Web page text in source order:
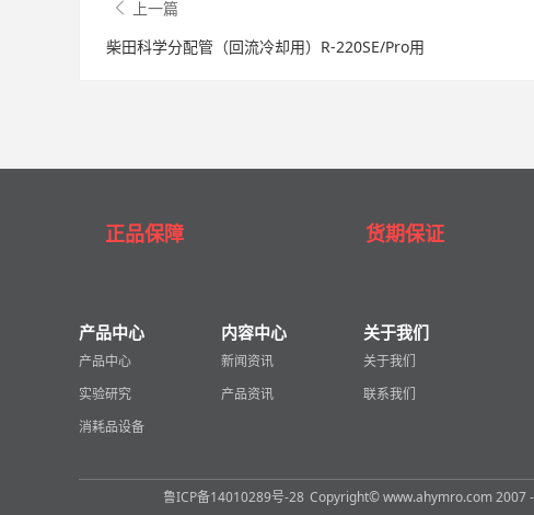
上一篇
柴田科学分配管（回流冷却用）R-220SE/Pro用
正品保障 货期保证
产品中心
产品中心
实验研究
消耗品设备
内容中心
新闻资讯
产品资讯
关于我们
关于我们
联系我们
鲁ICP备14010289号-28 Copyright© www.ahymro.com 2007